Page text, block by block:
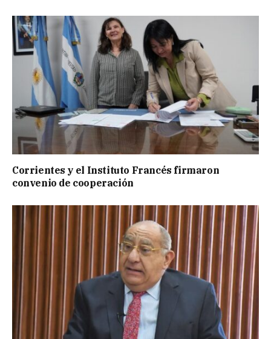
Corrientes y el Instituto Francés firmaron
convenio de cooperación